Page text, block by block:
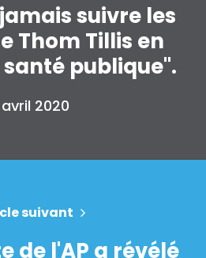
jamais suivre les
Thom Tillis en
publique".
2020
suivant
de l'AP a révélé